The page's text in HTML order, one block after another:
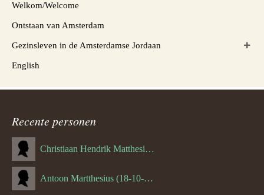
Welkom/Welcome
Ontstaan van Amsterdam
Gezinsleven in de Amsterdamse Jordaan
English
Recente personen
Christiaan Hendrik Matthesius (31-03-1888)
Antoon Martthesius (18-10-1882)